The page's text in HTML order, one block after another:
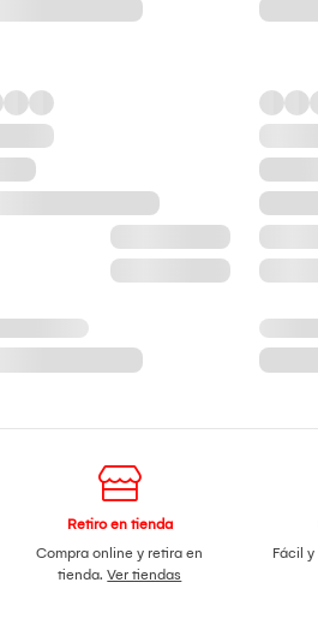
Retiro en tienda
Compra online y retira en
tienda.Ver tiendas
Fácil